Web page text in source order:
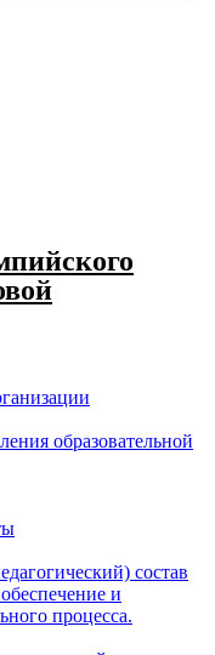
образовательной
состав
и
процесса.